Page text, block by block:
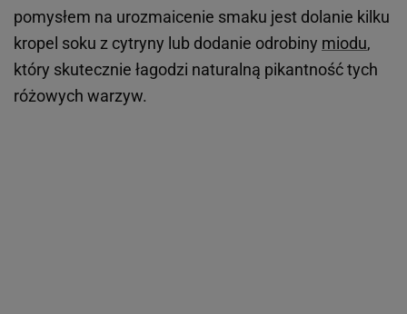
pomysłem na urozmaicenie smaku jest dolanie kilku
kropel soku z cytryny lub dodanie odrobiny miodu,
który skutecznie łagodzi naturalną pikantność tych
różowych warzyw.